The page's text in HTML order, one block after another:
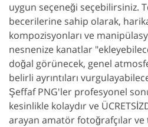
uygun seçeneği seçebilirsiniz.
becerilerine sahip olarak,
kompozisyonları ve
nesnenize kanatlar
doğal görünecek, genel
belirli ayrıntıları
Şeffaf PNG'ler profesyonel
kesinlikle kolaydır ve
arayan amatör fotoğrafçılar ve